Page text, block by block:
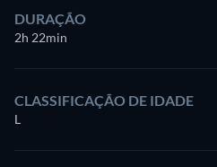
DURAÇÃO
2h 22min
CLASSIFICAÇÃO DE IDADE
L